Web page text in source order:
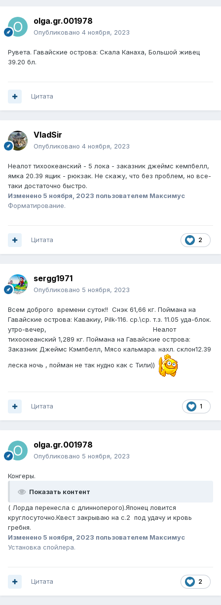
olga.gr.001978
Опубликовано 4 ноября, 2023
Рувета. Гавайские острова: Скала Канаха, Большой живец
39.20 бл.
Цитата
VladSir
Опубликовано 4 ноября, 2023
Неалот тихоокеанский - 5 лока - заказник джеймс кемпбелл,
ямка 20.39 ящик - рюкзак. Не скажу, что без проблем, но все-
таки достаточно быстро.
Изменено 5 ноября, 2023 пользователем Максимус
Форматирование.
2
Цитата
sergg1971
Опубликовано 5 ноября, 2023
Всем доброго времени суток!! Снэк 61,66 кг. Поймана на
Гавайские острова: Кавакиу, Pilk-116. ср.\ср. т.з. 11.05 уда-блок.
утро-вечер, Неалот
тихоокеанский 1,289 кг. Поймана на Гавайские острова:
Заказник Джеймс Кэмпбелл, Мясо кальмара. нахл. склон12.39
леска ночь , пойман не так нудно как с Тили))
1
Цитата
olga.gr.001978
Опубликовано 5 ноября, 2023
Конгеры.
Показать контент
( Лорда перенесла с длинноперого).Японец ловится
круглосуточно.Квест закрываю на с.2 под удачу и кровь
гребня.
Изменено 5 ноября, 2023 пользователем Максимус
Установка спойлера.
2
Цитата